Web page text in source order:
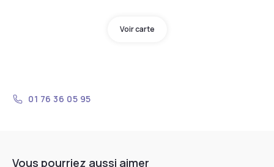
Voir carte
01 76 36 05 95
Vous pourriez aussi aimer